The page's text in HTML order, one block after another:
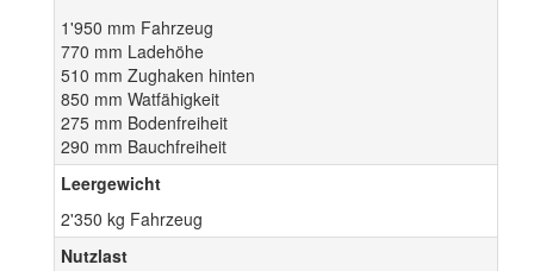
1'950 mm Fahrzeug
770 mm Ladehöhe
510 mm Zughaken hinten
850 mm Watfähigkeit
275 mm Bodenfreiheit
290 mm Bauchfreiheit
Leergewicht
2'350 kg Fahrzeug
Nutzlast